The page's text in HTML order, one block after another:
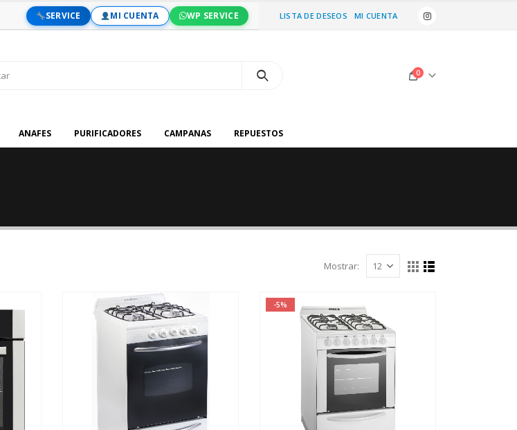
SERVICE MI CUENTA WP SERVICE LISTA DE DESEOS MI CUENTA
0
ANAFES PURIFICADORES CAMPANAS REPUESTOS
Mostrar:
-5%